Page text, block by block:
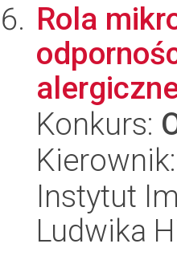
Rola
Konkurs:
Instytut
Ludwika